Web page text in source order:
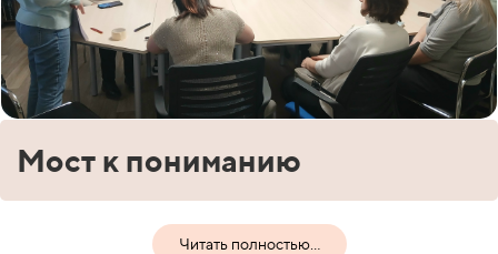
Мост к пониманию
Читать полностью...